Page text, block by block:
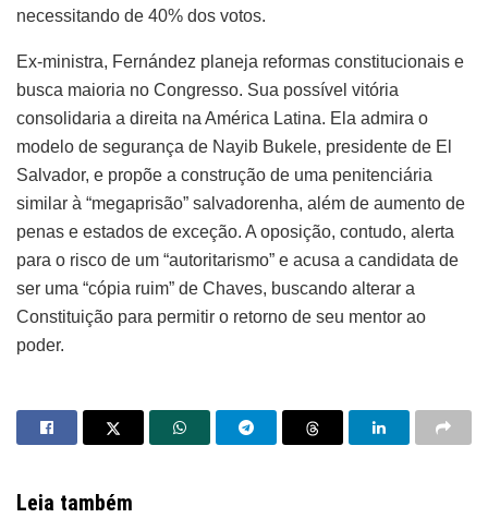
necessitando de 40% dos votos.
Ex-ministra, Fernández planeja reformas constitucionais e
busca maioria no Congresso. Sua possível vitória
consolidaria a direita na América Latina. Ela admira o
modelo de segurança de Nayib Bukele, presidente de El
Salvador, e propõe a construção de uma penitenciária
similar à “megaprisão” salvadorenha, além de aumento de
penas e estados de exceção. A oposição, contudo, alerta
para o risco de um “autoritarismo” e acusa a candidata de
ser uma “cópia ruim” de Chaves, buscando alterar a
Constituição para permitir o retorno de seu mentor ao
poder.
Leia também